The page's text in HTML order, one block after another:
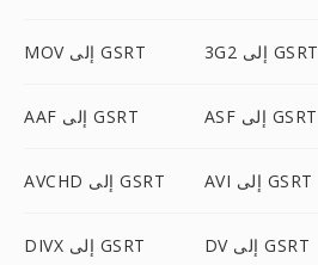
MOV إلى GSRT 3G2 إلى GSRT
AAF إلى GSRT ASF إلى GSRT
AVCHD إلى GSRT AVI إلى GSRT
DIVX إلى GSRT DV إلى GSRT